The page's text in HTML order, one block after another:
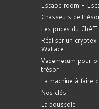
Escape room -
Chasseurs de
Les puces du ChAT
Réaliser un
Wallace
Vademecum pour
trésor
La machine à faire
Nos clés
La boussole